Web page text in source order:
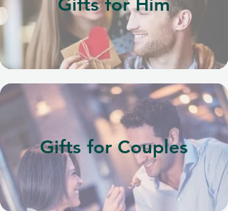
Gifts for Him
Gifts for Couples